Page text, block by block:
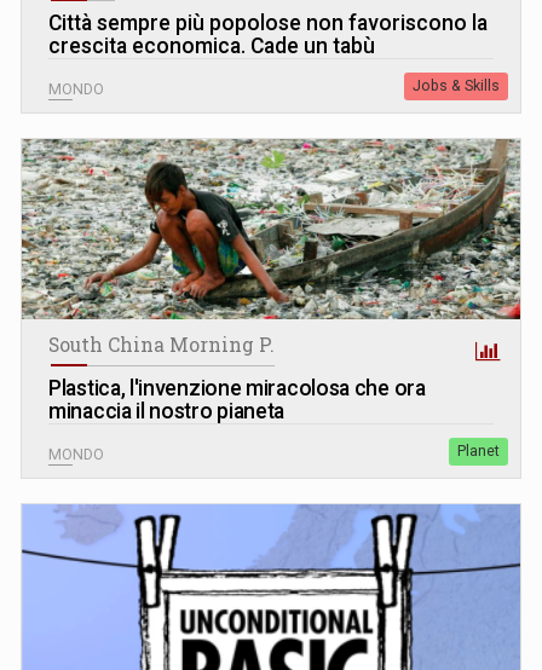
Città sempre più popolose non favoriscono la
crescita economica. Cade un tabù
MONDO Jobs & Skills
South China Morning P.
Plastica, l'invenzione miracolosa che ora
minaccia il nostro pianeta
MONDO Planet